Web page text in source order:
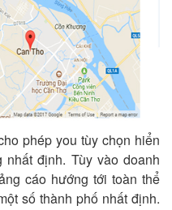
phép you tùy chọn hiển
định. Tùy vào doanh
cáo hướng tới toàn thể
số thành phố nhất định.